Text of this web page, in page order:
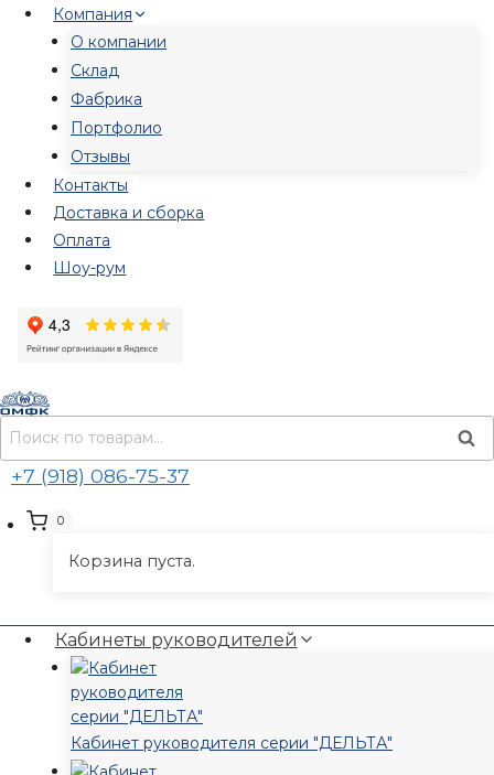
Перейти
содержимому
Компания
О компании
Склад
Фабрика
Портфолио
Отзывы
Контакты
Доставка и сборка
Оплата
Шоу-рум
Искать:
+7 (918) 086-75-37
0
Корзина пуста.
Кабинеты руководителей
Кабинет руководителя серии "ДЕЛЬТА"